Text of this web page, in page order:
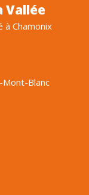
Vallée
Chamonix
Mont-Blanc